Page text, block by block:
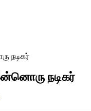
நடிகர்
நடிகர்